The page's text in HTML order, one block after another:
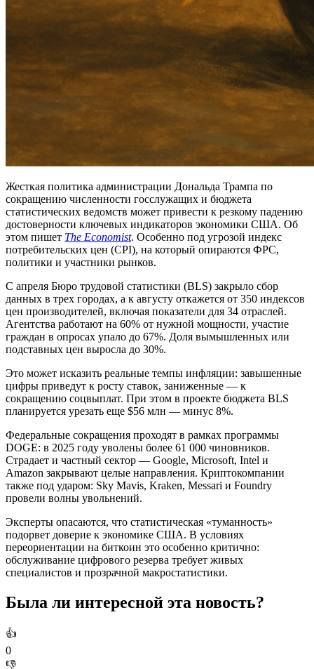
Жесткая политика администрации Дональда Трампа по
сокращению численности госслужащих и бюджета
статистических ведомств может привести к резкому падению
достоверности ключевых индикаторов экономики США. Об
этом пишет The Economist. Особенно под угрозой индекс
потребительских цен (CPI), на который опираются ФРС,
политики и участники рынков.
С апреля Бюро трудовой статистики (BLS) закрыло сбор
данных в трех городах, а к августу откажется от 350 индексов
цен производителей, включая показатели для 34 отраслей.
Агентства работают на 60% от нужной мощности, участие
граждан в опросах упало до 67%. Доля вымышленных или
подставных цен выросла до 30%.
Это может исказить реальные темпы инфляции: завышенные
цифры приведут к росту ставок, заниженные — к
сокращению соцвыплат. При этом в проекте бюджета BLS
планируется урезать еще $56 млн — минус 8%.
Федеральные сокращения проходят в рамках программы
DOGE: в 2025 году уволены более 61 000 чиновников.
Страдает и частный сектор — Google, Microsoft, Intel и
Amazon закрывают целые направления. Криптокомпании
также под ударом: Sky Mavis, Kraken, Messari и Foundry
провели волны увольнений.
Эксперты опасаются, что статистическая «туманность»
подорвет доверие к экономике США. В условиях
переориентации на биткоин это особенно критично:
обслуживание цифрового резерва требует живых
специалистов и прозрачной макростатистики.
Была ли интересной эта новость?
👍
0
👎